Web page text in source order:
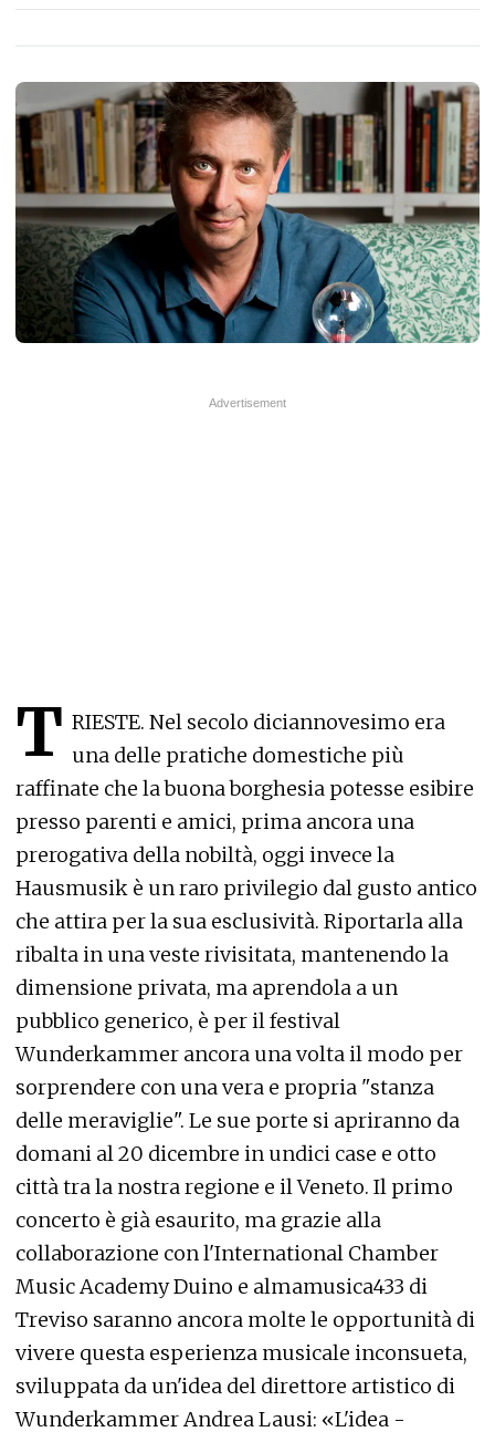
T RIESTE. Nel secolo diciannovesimo era
una delle pratiche domestiche più
raffinate che la buona borghesia potesse esibire
presso parenti e amici, prima ancora una
prerogativa della nobiltà, oggi invece la
Hausmusik è un raro privilegio dal gusto antico
che attira per la sua esclusività. Riportarla alla
ribalta in una veste rivisitata, mantenendo la
dimensione privata, ma aprendola a un
pubblico generico, è per il festival
Wunderkammer ancora una volta il modo per
sorprendere con una vera e propria "stanza
delle meraviglie". Le sue porte si apriranno da
domani al 20 dicembre in undici case e otto
città tra la nostra regione e il Veneto. Il primo
concerto è già esaurito, ma grazie alla
collaborazione con l'International Chamber
Music Academy Duino e almamusica433 di
Treviso saranno ancora molte le opportunità di
vivere questa esperienza musicale inconsueta,
sviluppata da un'idea del direttore artistico di
Wunderkammer Andrea Lausi: «L'idea -